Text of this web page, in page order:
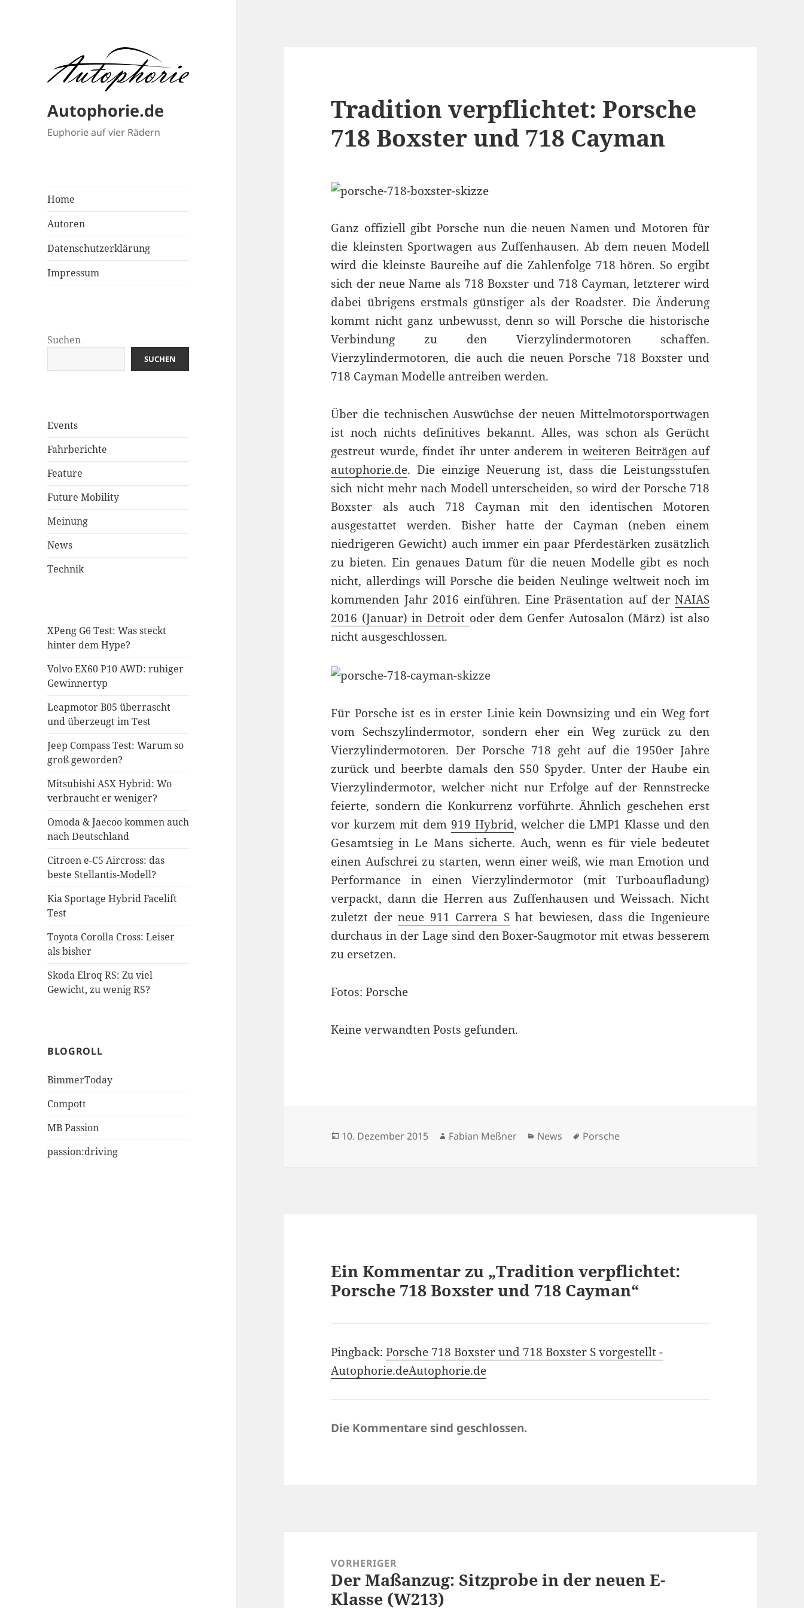
Autophorie.de
Euphorie auf vier Rädern
Home
Autoren
Datenschutzerklärung
Impressum
Suchen
SUCHEN
Events
Fahrberichte
Feature
Future Mobility
Meinung
News
Technik
XPeng G6 Test: Was steckt
hinter dem Hype?
Volvo EX60 P10 AWD: ruhiger
Gewinnertyp
Leapmotor B05 überrascht
und überzeugt im Test
Jeep Compass Test: Warum so
groß geworden?
Mitsubishi ASX Hybrid: Wo
verbraucht er weniger?
Omoda & Jaecoo kommen auch
nach Deutschland
Citroen e-C5 Aircross: das
beste Stellantis-Modell?
Kia Sportage Hybrid Facelift
Test
Toyota Corolla Cross: Leiser
als bisher
Skoda Elroq RS: Zu viel
Gewicht, zu wenig RS?
BLOGROLL
BimmerToday
Compott
MB Passion
passion:driving
Tradition verpflichtet: Porsche
718 Boxster und 718 Cayman
Ganz offiziell gibt Porsche nun die neuen Namen und Motoren für
die kleinsten Sportwagen aus Zuffenhausen. Ab dem neuen Modell
wird die kleinste Baureihe auf die Zahlenfolge 718 hören. So ergibt
sich der neue Name als 718 Boxster und 718 Cayman, letzterer wird
dabei übrigens erstmals günstiger als der Roadster. Die Änderung
kommt nicht ganz unbewusst, denn so will Porsche die historische
Verbindung zu den Vierzylindermotoren schaffen.
Vierzylindermotoren, die auch die neuen Porsche 718 Boxster und
718 Cayman Modelle antreiben werden.
Über die technischen Auswüchse der neuen Mittelmotorsportwagen
ist noch nichts definitives bekannt. Alles, was schon als Gerücht
gestreut wurde, findet ihr unter anderem inweiteren Beiträgen auf
autophorie.de. Die einzige Neuerung ist, dass die Leistungsstufen
sich nicht mehr nach Modell unterscheiden, so wird der Porsche 718
Boxster als auch 718 Cayman mit den identischen Motoren
ausgestattet werden. Bisher hatte der Cayman (neben einem
niedrigeren Gewicht) auch immer ein paar Pferdestärken zusätzlich
zu bieten. Ein genaues Datum für die neuen Modelle gibt es noch
nicht, allerdings will Porsche die beiden Neulinge weltweit noch im
kommenden Jahr 2016 einführen. Eine Präsentation auf der NAIAS
2016 (Januar) in Detroit oder dem Genfer Autosalon (März) ist also
nicht ausgeschlossen.
Für Porsche ist es in erster Linie kein Downsizing und ein Weg fort
vom Sechszylindermotor, sondern eher ein Weg zurück zu den
Vierzylindermotoren. Der Porsche 718 geht auf die 1950er Jahre
zurück und beerbte damals den 550 Spyder. Unter der Haube ein
Vierzylindermotor, welcher nicht nur Erfolge auf der Rennstrecke
feierte, sondern die Konkurrenz vorführte. Ähnlich geschehen erst
vor kurzem mit dem 919 Hybrid, welcher die LMP1 Klasse und den
Gesamtsieg in Le Mans sicherte. Auch, wenn es für viele bedeutet
einen Aufschrei zu starten, wenn einer weiß, wie man Emotion und
Performance in einen Vierzylindermotor (mit Turboaufladung)
verpackt, dann die Herren aus Zuffenhausen und Weissach. Nicht
zuletzt derneue 911 Carrera Shat bewiesen, dass die Ingenieure
durchaus in der Lage sind den Boxer-Saugmotor mit etwas besserem
zu ersetzen.
Fotos: Porsche
Keine verwandten Posts gefunden.
Veröffentlicht
10. Dezember 2015 Autor
Fabian Meßner Kategorien
News Schlagwörter
Porsche
Ein Kommentar zu „Tradition verpflichtet:
Porsche 718 Boxster und 718 Cayman“
Pingback:Porsche 718 Boxster und 718 Boxster S vorgestellt -
Autophorie.deAutophorie.de
Die Kommentare sind geschlossen.
VORHERIGER
Vorheriger
Beitrag:
Der Maßanzug: Sitzprobe in der neuen E-
Klasse (W213)